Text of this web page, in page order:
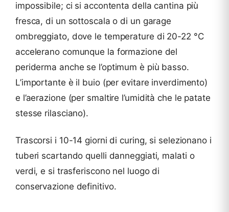
impossibile; ci si accontenta della cantina più
fresca, di un sottoscala o di un garage
ombreggiato, dove le temperature di 20-22 °C
accelerano comunque la formazione del
periderma anche se l’optimum è più basso.
L’importante è il buio (per evitare inverdimento)
e l’aerazione (per smaltire l’umidità che le patate
stesse rilasciano).
Trascorsi i 10-14 giorni di curing, si selezionano i
tuberi scartando quelli danneggiati, malati o
verdi, e si trasferiscono nel luogo di
conservazione definitivo.